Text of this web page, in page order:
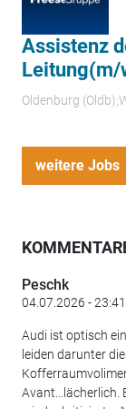
Assistenz
Leitung(m/
Oldenburg
weitere Jobs
Peschk
04.07.2026 -
Audi ist optisch
leiden darunter
Avant...lächerlich.